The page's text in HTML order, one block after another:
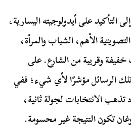
التأكيد على أيدولوجيته اليسارية،
الأهم، الشباب والمرأة،
وقريبة من الشارع. على
تلك الرسائل مؤشرًا لأي شيء؛ ففي
تذهب الانتخابات لجولة ثانية،
تكون النتيجة غير محسومة.